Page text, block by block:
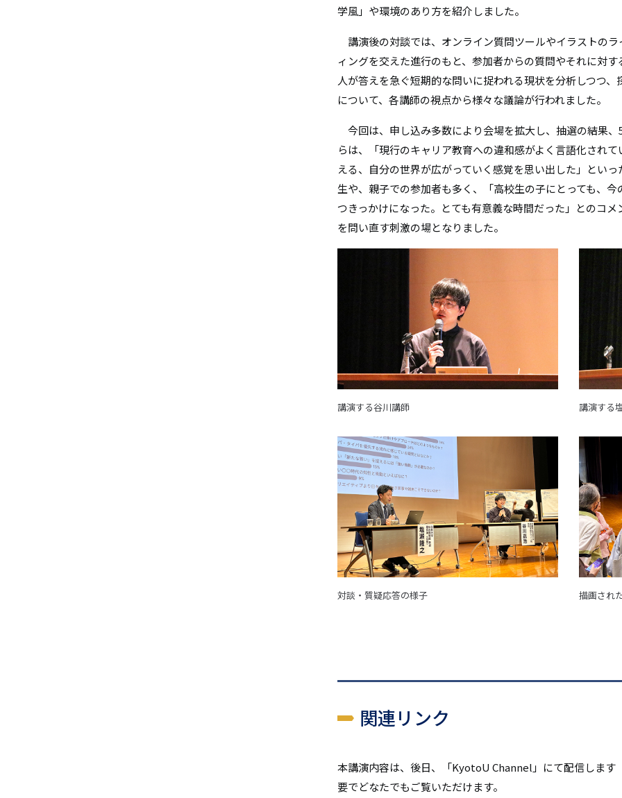
学風」や環境のあり方を紹介しました。
講演後の対談では、オンライン質問ツールやイラストの
ィングを交えた進行のもと、参加者からの質問やそれに対
人が答えを急ぐ短期的な問いに捉われる現状を分析しつつ
について、各講師の視点から様々な議論が行われました。
今回は、申し込み多数により会場を拡大し、抽選の結果
らは、「現行のキャリア教育への違和感がよく言語化され
える、自分の世界が広がっていく感覚を思い出した」とい
生や、親子での参加者も多く、「高校生の子にとっても、
つきっかけになった。とても有意義な時間だった」とのコ
を問い直す刺激の場となりました。
講演する谷川講師 講演する
画
像
対談・質疑応答の様子
画
像
描画され
関連リンク
本講演内容は、後日、「KyotoU Channel」にて配信します
要でどなたでもご覧いただけます。